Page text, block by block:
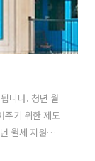
니다. 청년 월
주기 위한 제도
월세 지원이란